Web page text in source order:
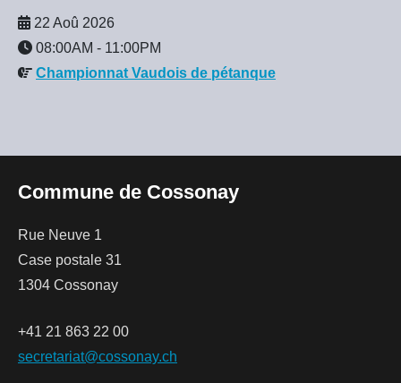
22 Aoû 2026
08:00AM - 11:00PM
Championnat Vaudois de pétanque
Commune de Cossonay
Rue Neuve 1
Case postale 31
1304 Cossonay
+41 21 863 22 00
secretariat@cossonay.ch